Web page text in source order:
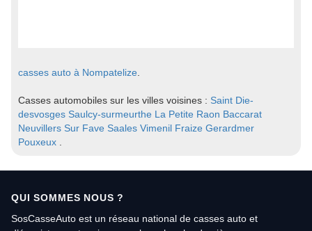
casses auto à Nompatelize
Casses automobiles sur les villes voisines : Saint Die-
desvosges Saulcy-surmeurthe La Petite Raon Baccarat
Neuvillers Sur Fave Saales Vimenil Fraize Gerardmer
Pouxeux
QUI SOMMES NOUS ?
SosCasseAuto est un réseau national de casses auto et